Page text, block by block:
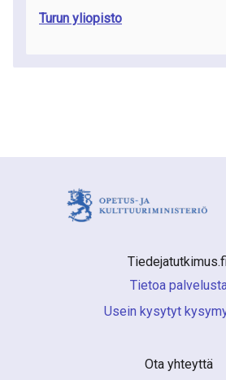
Turun yliopisto
Tietoa
Usein kysytyt
Ota yhteyttä